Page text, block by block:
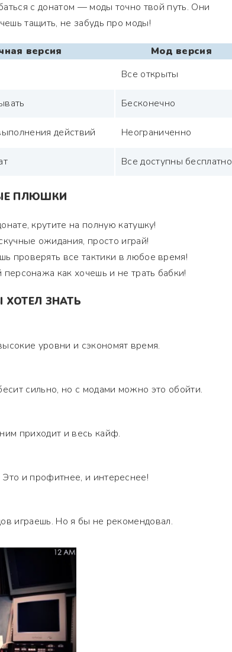
с донатом — моды точно твой путь. Они
тащить, не забудь про моды!
версия
Мод версия
Все открыты
Бесконечно
действий Неограниченно
Все доступны бесплатно
ПЛЮШКИ
крутите на полную катушку!
ожидания, просто играй!
проверять все тактики в любое время!
как хочешь и не трать бабки!
ЗНАТЬ
уровни и сэкономят время.
сильно, но с модами можно это обойти.
приходит и весь кайф.
и профитнее, и интереснее!
играешь. Но я бы не рекомендовал.